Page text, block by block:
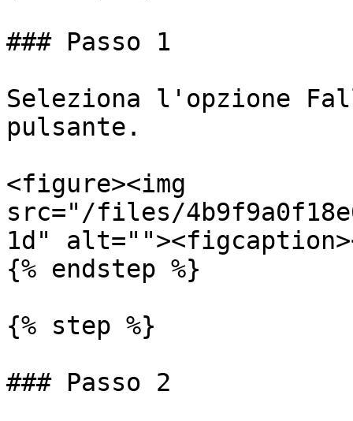
### Passo 1
Seleziona l'opzione
pulsante.
<figure><img
src="/files/
1d"
{% endstep %}
{% step %}
### Passo 2